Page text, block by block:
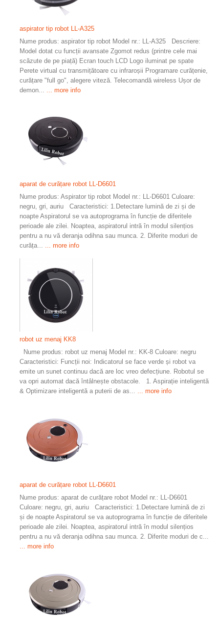
aspirator tip robot LL-A325
Nume produs: aspirator tip robot Model nr.: LL-A325 Descriere:
Model dotat cu funcții avansate Zgomot redus (printre cele mai
scăzute de pe piață) Ecran touch LCD Logo iluminat pe spate
Perete virtual cu transmițătoare cu infraroșii Programare curățenie,
curățare "full go", alegere viteză. Telecomandă wireless Ușor de
demon...
... more info
aparat de curățare robot LL-D6601
Nume produs: Aspirator tip robot Model nr.: LL-D6601 Culoare:
negru, gri, auriu Caracteristici: 1.Detectare lumină de zi și de
noapte Aspiratorul se va autoprograma în funcție de diferitele
perioade ale zilei. Noaptea, aspiratorul intră în modul silențios
pentru a nu vă deranja odihna sau munca. 2. Diferite moduri de
curăța...
... more info
robot uz menaj KK8
Nume produs: robot uz menaj Model nr.: KK-8 Culoare: negru
Caracteristici: Funcții noi: Indicatorul se face verde și robot va
emite un sunet continuu dacă are loc vreo defecțiune. Robotul se
va opri automat dacă întâlnește obstacole. 1. Aspirație inteligentă
& Optimizare inteligentă a puterii de as...
... more info
aparat de curățare robot LL-D6601
Nume produs: aparat de curățare robot Model nr.: LL-D6601
Culoare: negru, gri, auriu Caracteristici: 1.Detectare lumină de zi
și de noapte Aspiratorul se va autoprograma în funcție de diferitele
perioade ale zilei. Noaptea, aspiratorul intră în modul silențios
pentru a nu vă deranja odihna sau munca. 2. Diferite moduri de c...
... more info